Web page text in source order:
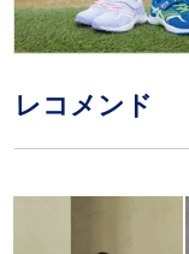
レコメンド